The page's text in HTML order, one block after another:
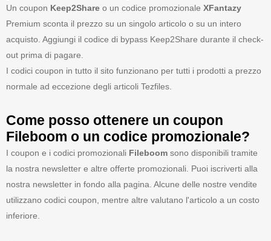
Un coupon Keep2Share o un codice promozionale XFantazy
Premium sconta il prezzo su un singolo articolo o su un intero
acquisto. Aggiungi il codice di bypass Keep2Share durante il check-
out prima di pagare.
I codici coupon in tutto il sito funzionano per tutti i prodotti a prezzo
normale ad eccezione degli articoli Tezfiles.
Come posso ottenere un coupon
Fileboom o un codice promozionale?
I coupon e i codici promozionali Fileboom sono disponibili tramite
la nostra newsletter e altre offerte promozionali. Puoi iscriverti alla
nostra newsletter in fondo alla pagina. Alcune delle nostre vendite
utilizzano codici coupon, mentre altre valutano l'articolo a un costo
inferiore.